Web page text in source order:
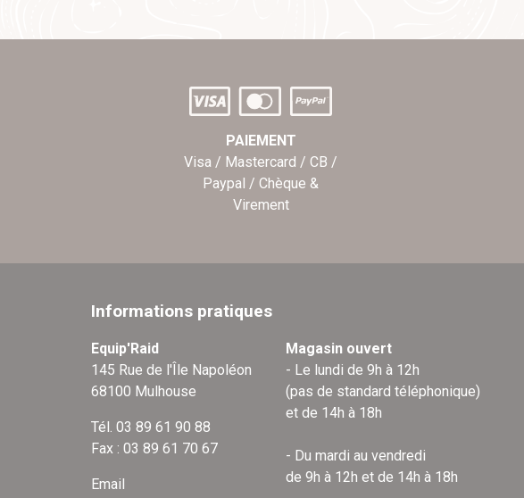
PAIEMENT
Visa / Mastercard / CB /
Paypal / Chèque &
Virement
Informations pratiques
Equip'Raid
145 Rue de l'Île Napoléon
68100 Mulhouse
Tél. 03 89 61 90 88
Fax : 03 89 61 70 67
Email
Magasin ouvert
- Le lundi de 9h à 12h
(pas de standard téléphonique)
et de 14h à 18h
- Du mardi au vendredi
de 9h à 12h et de 14h à 18h